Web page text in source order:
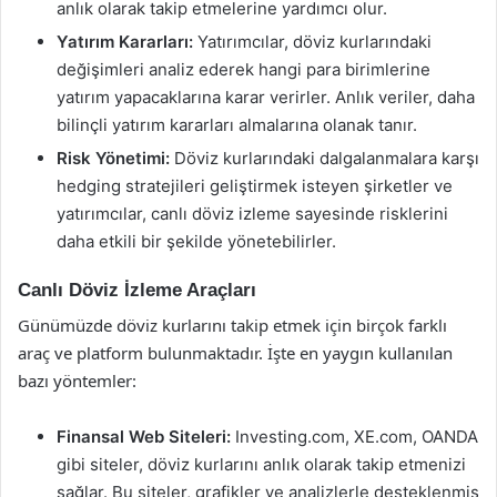
anlık olarak takip etmelerine yardımcı olur.
Yatırım Kararları: Yatırımcılar, döviz kurlarındaki
değişimleri analiz ederek hangi para birimlerine
yatırım yapacaklarına karar verirler. Anlık veriler, daha
bilinçli yatırım kararları almalarına olanak tanır.
Risk Yönetimi: Döviz kurlarındaki dalgalanmalara karşı
hedging stratejileri geliştirmek isteyen şirketler ve
yatırımcılar, canlı döviz izleme sayesinde risklerini
daha etkili bir şekilde yönetebilirler.
Canlı Döviz İzleme Araçları
Günümüzde döviz kurlarını takip etmek için birçok farklı
araç ve platform bulunmaktadır. İşte en yaygın kullanılan
bazı yöntemler:
Finansal Web Siteleri: Investing.com, XE.com, OANDA
gibi siteler, döviz kurlarını anlık olarak takip etmenizi
sağlar. Bu siteler, grafikler ve analizlerle desteklenmiş